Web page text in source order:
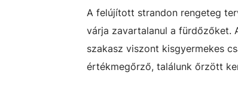
A felújított strandon rengeteg
várja zavartalanul a fürdőzőket.
szakasz viszont kisgyermekes
értékmegőrző, találunk őrzött